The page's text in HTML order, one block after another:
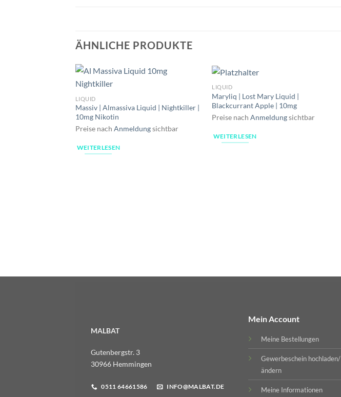
ÄHNLICHE PRODUKTE
LIQUID
Massiv | Almassiva Liquid | Nightkiller |
10mg Nikotin
Preise nach Anmeldungsichtbar
WEITERLESEN
LIQUID
Maryliq | Lost Mary Liquid |
Blackcurrant Apple | 10mg
Preise nachAnmeldungsichtbar
WEITERLESEN
MALBAT
Gutenbergstr. 3
30966 Hemmingen
0511 64661586 INFO@MALBAT.DE
Mein Account
Meine Bestellungen
Gewerbeschein hochladen/
ändern
Meine Informationen